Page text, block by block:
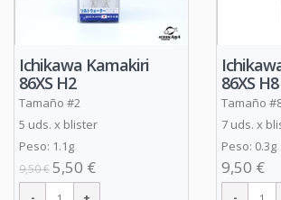
Ichikawa Kamakiri
86XS H2
Tamaño #2
5 uds. x blister
Peso: 1.1g
9,50 €5,50 €
86XS H8
Tamaño
7 uds. x
Peso: 0.3g
9,50 €